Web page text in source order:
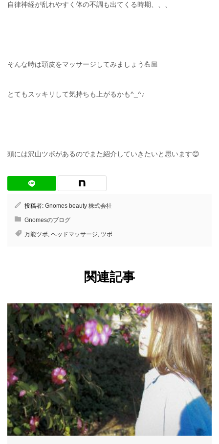
自律神経が乱れやすく体の不調も出てくる時期、、、
そんな時は頭皮をマッサージしてみましょう💪🏼
とてもスッキリして気持ちも上がるかも^_^♪
頭には沢山ツボがあるのでまた紹介していきたいと思います😊
投稿者: Gnomes beauty 株式会社
Gnomesのブログ
万能ツボ, ヘッドマッサージ, ツボ
関連記事